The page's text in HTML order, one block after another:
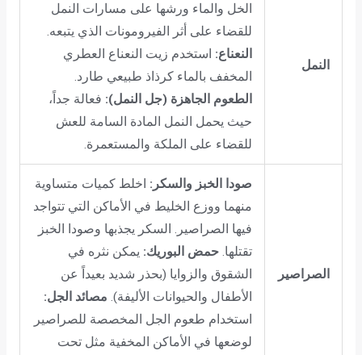
النمل
الخل والماء ورشها على مسارات النمل
للقضاء على أثر الفيرومونات الذي يتبعه.
النعناع: استخدم زيت النعناع العطري
المخفف بالماء كرذاذ طبيعي طارد.
الطعوم الجاهزة (جل النمل): فعالة جداً،
حيث يحمل النمل المادة السامة للعش
للقضاء على الملكة والمستعمرة.
الصراصير
صودا الخبز والسكر: اخلط كميات متساوية
منهما ووزع الخليط في الأماكن التي تتواجد
فيها الصراصير. السكر يجذبها وصودا الخبز
تقتلها.حمض البوريك: يمكن نثره في
الشقوق والزوايا (بحذر شديد بعيداً عن
الأطفال والحيوانات الأليفة). مصائد الجل:
استخدام طعوم الجل المخصصة للصراصير
لوضعها في الأماكن المخفية مثل تحت